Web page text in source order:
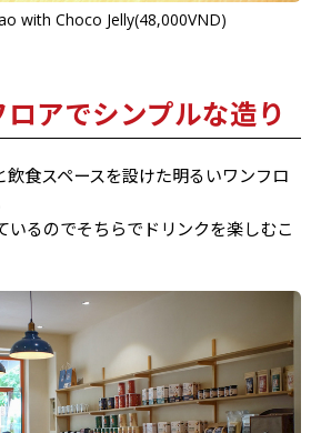
with Choco Jelly(48,000VND)
アでシンプルな造り
飲食スペースを設けた明るいワンフロ
いるのでそちらでドリンクを楽しむこ